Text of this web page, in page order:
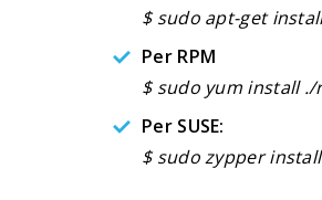
$ sudo apt-get
Per RPM
$ sudo yum install
Per SUSE:
$ sudo zypper